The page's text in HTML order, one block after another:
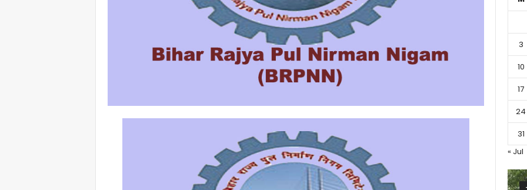
3
10
17
24
31
« Jul